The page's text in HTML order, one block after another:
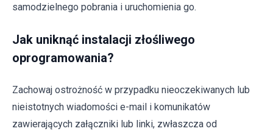
samodzielnego pobrania i uruchomienia go.
Jak uniknąć instalacji złośliwego
oprogramowania?
Zachowaj ostrożność w przypadku nieoczekiwanych lub
nieistotnych wiadomości e-mail i komunikatów
zawierających załączniki lub linki, zwłaszcza od